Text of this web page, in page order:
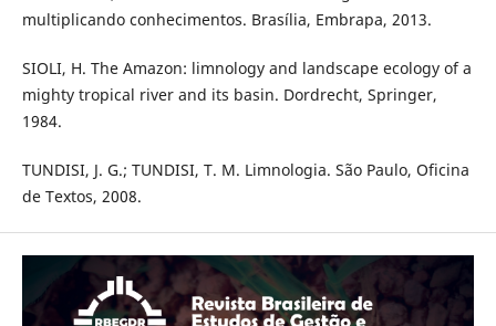
multiplicando conhecimentos. Brasília, Embrapa, 2013.
SIOLI, H. The Amazon: limnology and landscape ecology of a
mighty tropical river and its basin. Dordrecht, Springer,
1984.
TUNDISI, J. G.; TUNDISI, T. M. Limnologia. São Paulo, Oficina
de Textos, 2008.